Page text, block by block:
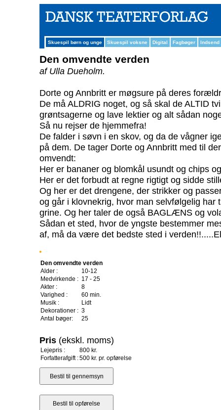
Skuespil børn og unge Skuespil voksne Digital Fagbøger Indsend
Den omvendte verden
af Ulla Dueholm.
Dorte og Annbritt er møgsure på deres
De må ALDRIG noget, og så skal de ALTID
grøntsagerne og lave lektier og alt sådan
Så nu rejser de hjemmefra!
De falder i søvn i en skov, og da de vågner
på dem. De tager Dorte og Annbritt med til
omvendt:
Her er bananer og blomkål usundt og chips
Her er det forbudt at regne rigtigt og sidde
Og her er det drengene, der strikker og
og går i klovnekrig, hvor man selvfølgelig har
grine. Og her taler de også BAGLÆNS og
Sådan et sted, hvor de yngste bestemmer
af, må da være det bedste sted i
Den omvendte verden
Alder :
10-12
Medvirkende : 17 - 25
Akter :
8
Varighed :
60 min.
Musik :
Lidt
Dekorationer : 3
Antal bøger:
25
Pris (ekskl. moms)
Lejepris :
800 kr.
Forfatterafgift :500 kr. pr. opførelse